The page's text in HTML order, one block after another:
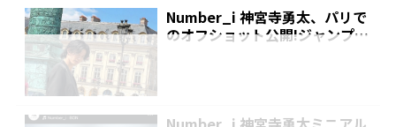
Number_i 神宮寺勇太、パリで
のオフショット公開!ジャンプシ